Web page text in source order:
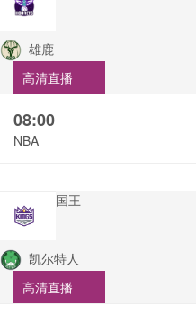
雄鹿
高清直播
08:00
NBA
国王
凯尔特人
高清直播